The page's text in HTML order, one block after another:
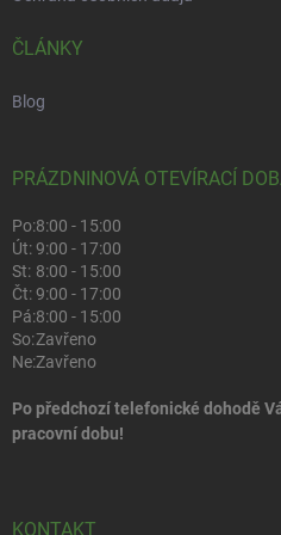
ČLÁNKY
Blog
PRÁZDNINOVÁ OTEVÍRACÍ
Po:8:00 - 15:00
Út:9:00 - 17:00
St: 8:00 - 15:00
Čt:9:00 - 17:00
Pá:8:00 - 15:00
So:Zavřeno
Ne:Zavřeno
Po předchozí telefonické dohodě
pracovní dobu!
KONTAKT